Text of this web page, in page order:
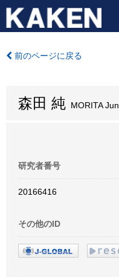
前のページに戻る
森田 純 MORITA Jun
研究者番号
20166416
その他のID